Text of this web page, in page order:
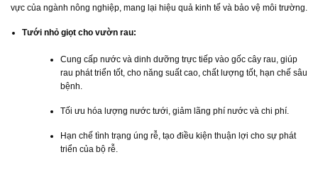
vực của ngành nông nghiệp, mang lại hiệu quả kinh tế và bảo vệ môi trường.
Tưới nhỏ giọt cho vườn rau:
Cung cấp nước và dinh dưỡng trực tiếp vào gốc cây rau, giúp
rau phát triển tốt, cho năng suất cao, chất lượng tốt, hạn chế sâu
bệnh.
Tối ưu hóa lượng nước tưới, giảm lãng phí nước và chi phí.
Hạn chế tình trạng úng rễ, tạo điều kiện thuận lợi cho sự phát
triển của bộ rễ.